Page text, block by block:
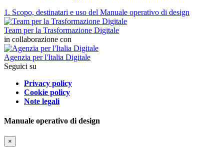
1. Scopo, destinatari e uso del Manuale operativo di design
Team per la Trasformazione Digitale
in collaborazione con
Agenzia per l'Italia Digitale
Seguici su
Privacy policy
Cookie policy
Note legali
Manuale operativo di design
×